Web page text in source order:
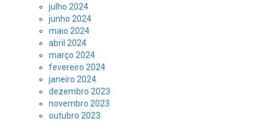
julho 2024
junho 2024
maio 2024
abril 2024
março 2024
fevereiro 2024
janeiro 2024
dezembro 2023
novembro 2023
outubro 2023